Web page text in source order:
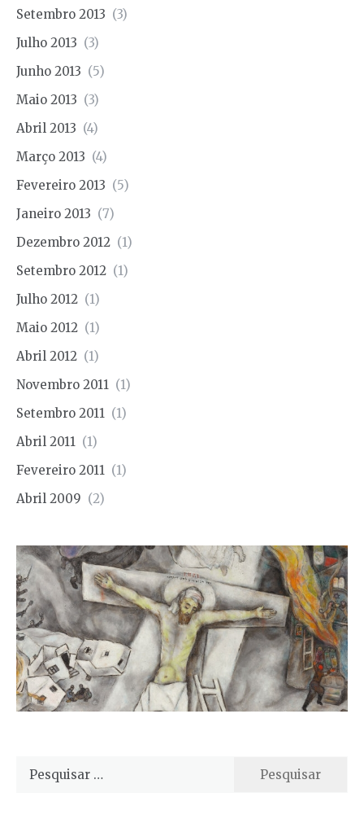
Setembro 2013 (3)
Julho 2013 (3)
Junho 2013 (5)
Maio 2013 (3)
Abril 2013 (4)
Março 2013 (4)
Fevereiro 2013 (5)
Janeiro 2013 (7)
Dezembro 2012 (1)
Setembro 2012 (1)
Julho 2012 (1)
Maio 2012 (1)
Abril 2012 (1)
Novembro 2011 (1)
Setembro 2011 (1)
Abril 2011 (1)
Fevereiro 2011 (1)
Abril 2009 (2)
Pesquisar